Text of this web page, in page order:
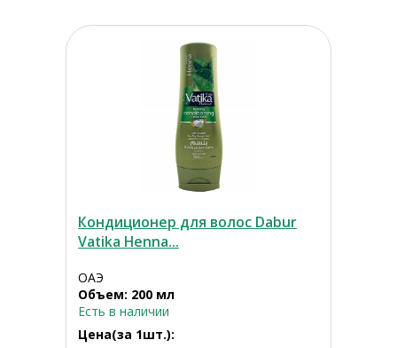
Кондиционер для волос Dabur
Vatika Henna...
ОАЭ
Объем: 200 мл
Есть в наличии
Цена(за 1шт.):